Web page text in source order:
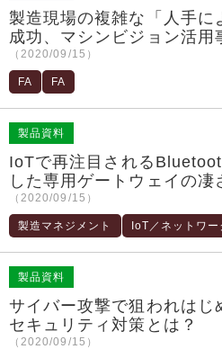
製造現場の複雑な「人手に
成功、マシンビジョン活用
（2020/09/15）
FA FA
製品資料
IoTで再注目される
した専用ゲートウェイの凄
（2020/09/15）
製造マネジメント IoT／ネットワ
製品資料
サイバー攻撃で狙われはじ
セキュリティ対策とは？
（2020/09/15）